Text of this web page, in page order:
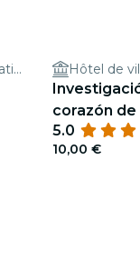
Bordeaux’s Moon Port Outdoor Exploration Game Hôtel de
corazón
5.0
10,00 €